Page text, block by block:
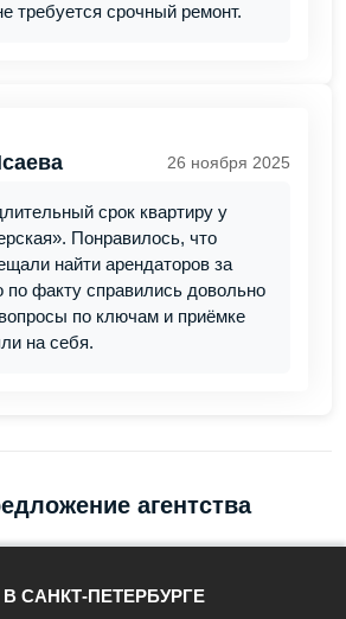
требуется срочный ремонт.
26 ноября 2025
срок квартиру у
Понравилось, что
найти арендаторов за
по факту справились довольно
по ключам и приёмке
на себя.
агентства
САНКТ-ПЕТЕРБУРГЕ